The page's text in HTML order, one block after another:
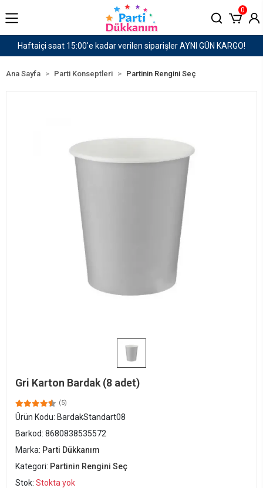
GÜN KARGO! 1500 TL ve Üzeri Kargo
0
Ana Sayfa Parti Konseptleri Partinin Rengini Seç
Gri Karton Bardak (8 adet)
(5)
Ürün Kodu: BardakStandart08
Barkod: 8680838535572
Marka: Parti Dükkanım
Kategori: Partinin Rengini Seç
Stok: Stokta yok